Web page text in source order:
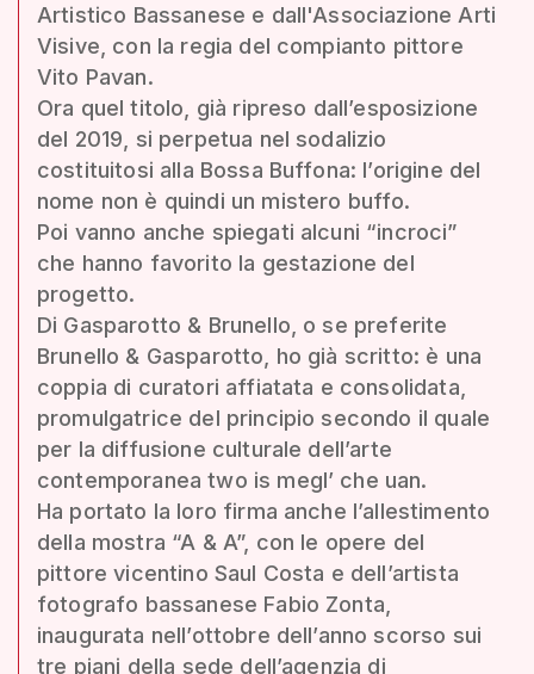
Artistico Bassanese e dall'Associazione Arti
Visive, con la regia del compianto pittore
Vito Pavan.
Ora quel titolo, già ripreso dall’esposizione
del 2019, si perpetua nel sodalizio
costituitosi alla Bossa Buffona: l’origine del
nome non è quindi un mistero buffo.
Poi vanno anche spiegati alcuni “incroci”
che hanno favorito la gestazione del
progetto.
Di Gasparotto & Brunello, o se preferite
Brunello & Gasparotto, ho già scritto: è una
coppia di curatori affiatata e consolidata,
promulgatrice del principio secondo il quale
per la diffusione culturale dell’arte
contemporanea two is megl’ che uan.
Ha portato la loro firma anche l’allestimento
della mostra “A & A”, con le opere del
pittore vicentino Saul Costa e dell’artista
fotografo bassanese Fabio Zonta,
inaugurata nell’ottobre dell’anno scorso sui
tre piani della sede dell’agenzia di